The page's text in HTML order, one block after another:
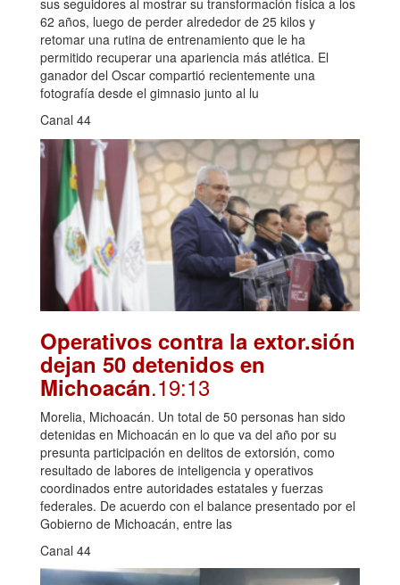
62 años, luego de perder alrededor de 25 kilos y
retomar una rutina de entrenamiento que le ha
permitido recuperar una apariencia más atlética. El
ganador del Oscar compartió recientemente una
fotografía desde el gimnasio junto al lu
Canal 44
Operativos contra la extor.sión
dejan 50 detenidos en
Michoacán.19:13
Morelia, Michoacán. Un total de 50 personas han sido
detenidas en Michoacán en lo que va del año por su
presunta participación en delitos de extorsión, como
resultado de labores de inteligencia y operativos
coordinados entre autoridades estatales y fuerzas
federales. De acuerdo con el balance presentado por el
Gobierno de Michoacán, entre las
Canal 44